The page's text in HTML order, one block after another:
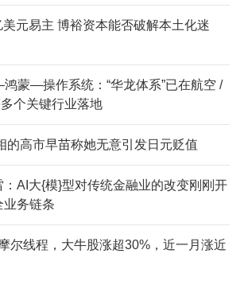
元易主 博裕资本能否破解本土化迷
蒙—操作系统：“华龙体系”已在航空 /
个关键行业落地
的高市早苗称她无意引发日元贬值
：AI大{模}型对传统金融业的改变刚刚开
业务链条
尔线程，大牛股涨超30%，近一月涨近